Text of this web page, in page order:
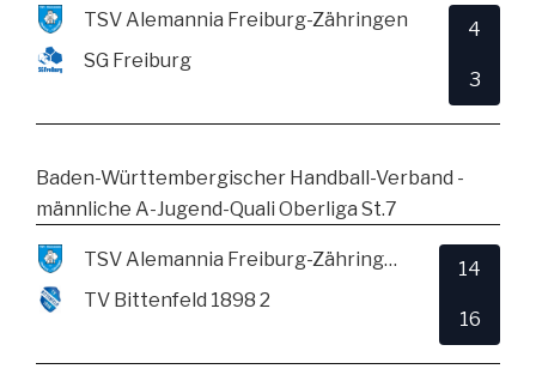
TSV Alemannia Freiburg-Zähringen
SG Freiburg
4
3
Baden-Württembergischer Handball-Verband -
männliche A-Jugend-Quali Oberliga St.7
TSV Alemannia Freiburg-Zähringen
TV Bittenfeld 1898 2
14
16